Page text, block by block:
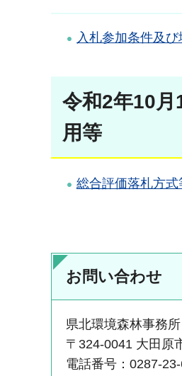
入札参加条件及
令和2年10
用等
総合評価落札方式
お問い合わせ
県北環境森林事務
〒324-0041 大田原
電話番号：0287-